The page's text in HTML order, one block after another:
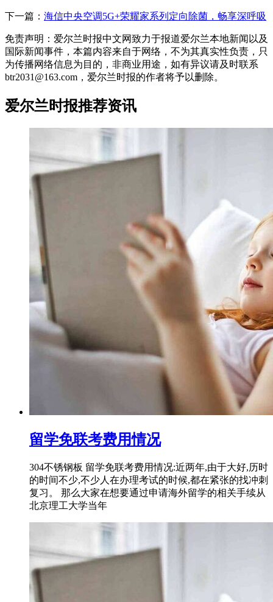
下一篇： 海信中央空调5G+荣耀家系列定向除菌，畅享深呼吸
免责声明：爱尔兰时报中文网致力于报道爱尔兰本地新闻以及
国际新闻事件，本篇内容来自于网络，不为其真实性负责，只
为传播网络信息为目的，非商业用途，如有异议请及时联系
btr2031@163.com，爱尔兰时报的作者将予以删除。
爱尔兰时报推荐资讯
留学免联考费用情况
304不锈钢板 留学免联考费用情况:近两年,由于大好,历时
的时间不少,不少人在办理考试的时候,都在紧张的找冲刺
复习。 那么大家在想要通过申请海外留学的相关手续从
北京理工大学当年